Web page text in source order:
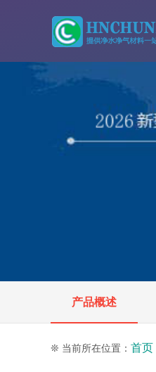
产品概述
❊ 当前所在位置： 首页